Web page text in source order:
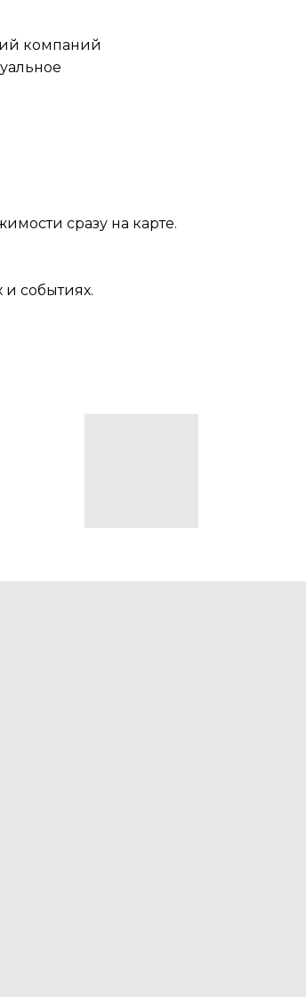
компаний
сразу на карте.
событиях.